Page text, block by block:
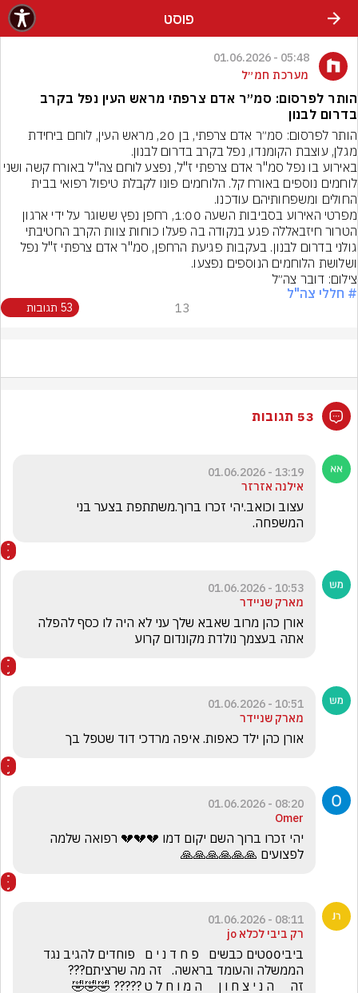
פוסט
05:48 - 01.06.2026
מערכת חמ״ל
הותר לפרסום: סמ״ר אדם צרפתי מראש העין נפל בקרב
בדרום לבנון
הותר לפרסום: סמ״ר אדם צרפתי, בן 20, מראש העין, לוחם ביחידת
מגלן, עוצבת הקומנדו, נפל בקרב בדרום לבנון.
לוחמים נוספים באורח קל. הלוחמים פונו לקבלת טיפול רפואי בבית
החולים ומשפחותיהם עודכנו.
ושלושת הלוחמים הנוספים נפצעו.
צילום: דובר צה״ל
# חללי צה"ל
13 53 תגובות
53 תגובות
13:19 - 01.06.2026
אילנה אזרזר
המשפחה.
10:53 - 01.06.2026
מארק שניידר
אתה בעצמך נולדת מקונדום קרוע
10:51 - 01.06.2026
מארק שניידר
אורן כהן ילד כאפות. איפה מרדכי דוד שטפל בך
08:20 - 01.06.2026
Omer
לפצועים 🙏🙏🙏🙏🙏🙏
08:11 - 01.06.2026
רק ביבי לכלא jo